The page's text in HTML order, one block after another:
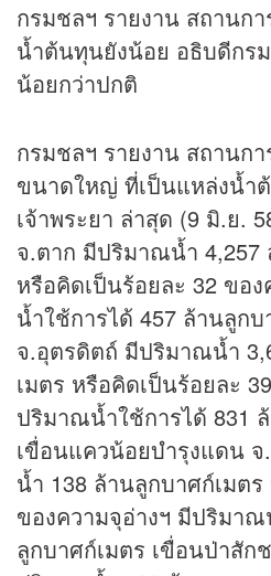
กรมชลฯ รายงาน สถานก
น้ำต้นทุนยังน้อย อธิบดีกร
น้อยกว่าปกติ
กรมชลฯ รายงาน สถานก
ขนาดใหญ่ ที่เป็นแหล่งน้ำ
เจ้าพระยา ล่าสุด (9 มิ.ย.
จ.ตาก มีปริมาณน้ำ 4,257
หรือคิดเป็นร้อยละ 32 ขอ
น้ำใช้การได้ 457 ล้านลูก
จ.อุตรดิตถ์ มีปริมาณน้ำ
เมตร หรือคิดเป็นร้อยละ
ปริมาณน้ำใช้การได้ 831
เขื่อนแควน้อยบำรุงแดน
น้ำ 138 ล้านลูกบาศก์เมต
ของความจุอ่างฯ มีปริมา
ลูกบาศก์เมตร เขื่อนป่าสัก